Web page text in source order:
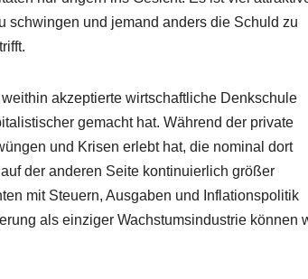
schwingen und jemand anders die Schuld zu
akzeptierte wirtschaftliche Denkschule
gemacht hat. Während der private
und Krisen erlebt hat, die nominal dort
der anderen Seite kontinuierlich größer
mit Steuern, Ausgaben und Inflationspolitik
als einziger Wachstumsindustrie können